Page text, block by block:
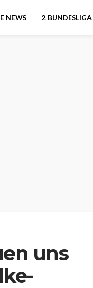
NEWS 2. BUNDESLIGA
uns